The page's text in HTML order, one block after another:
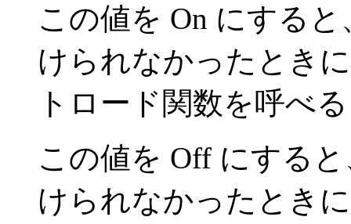
この値を On にすると
けられなかったとき
トロード関数を呼べ
この値を Off にする
けられなかったとき